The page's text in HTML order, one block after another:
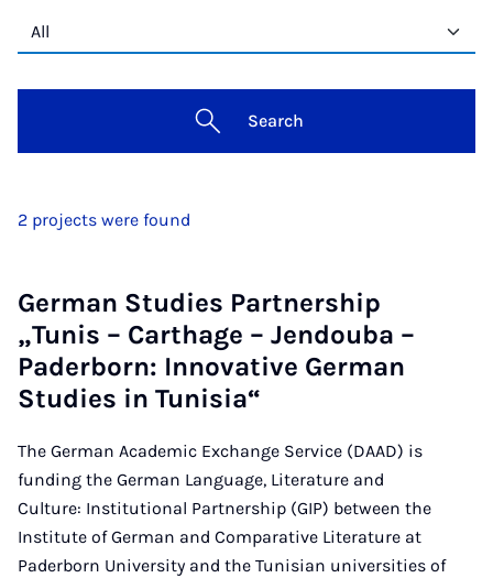
Search
2 projects were found
German Studies Partnership
„Tunis – Carthage – Jendouba –
Paderborn: Innovative German
Studies in Tunisia“
The German Academic Exchange Service (DAAD) is
funding the German Language, Literature and
Culture: Institutional Partnership (GIP) between the
Institute of German and Comparative Literature at
Paderborn University and the Tunisian universities of